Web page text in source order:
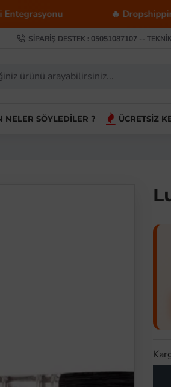
🔥 Dropshipping Bayi
SIPARIŞ DESTEK : 05051087107 --
NELER SÖYLEDILER ? ÜCRETSIZ